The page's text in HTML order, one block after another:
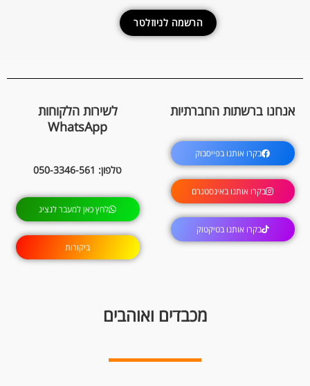
הרשמה לניוזלטר
אנחנו ברשתות החברתיות
בקרו אותנו בפייסבוק
בקרו אותנו באינסטגרם
בקרו אותנו בטיקטוק
לשירות הלקוחות
WhatsApp
טלפון: 050-3346-561
לחץ כאן למעבר לנציג
ביקורות
מכבדים ואוהבים